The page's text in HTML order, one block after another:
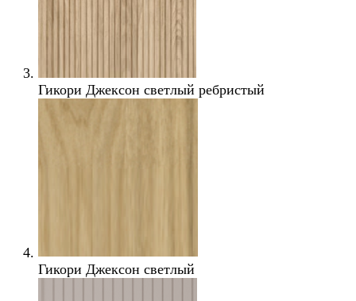
Гикори Джексон светлый ребристый
Гикори Джексон светлый